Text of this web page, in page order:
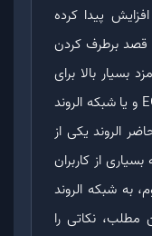
پیدا کرده
قصد برطرف کردن
بالا برای
انجام تراکنش ها را دارد، پروژه ارز EGLD و یا شبکه الروند
الروند یکی از
از کاربران
به شبکه الروند
نکاتی را